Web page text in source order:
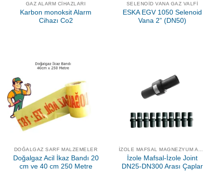
GAZ ALARM CIHAZLARI
Karbon monoksit Alarm
Cihazı Co2
SELENOID VANA GAZ VALFI
ESKA EGV 1050 Selenoid
Vana 2” (DN50)
DOĞALGAZ SARF MALZEMELER
Doğalgaz Acil İkaz Bandı 20
cm ve 40 cm 250 Metre
İZOLE MAFSAL MAGNEZYUM ANOT
İzole Mafsal-İzole Joint
DN25-DN300 Arası Çaplar